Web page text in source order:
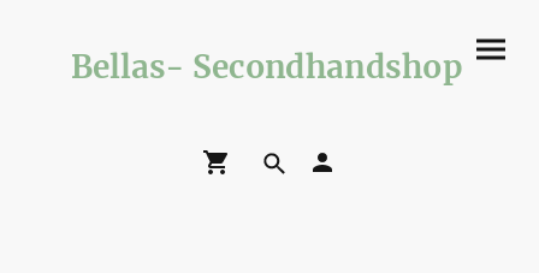
Bellas- Secondhandshop